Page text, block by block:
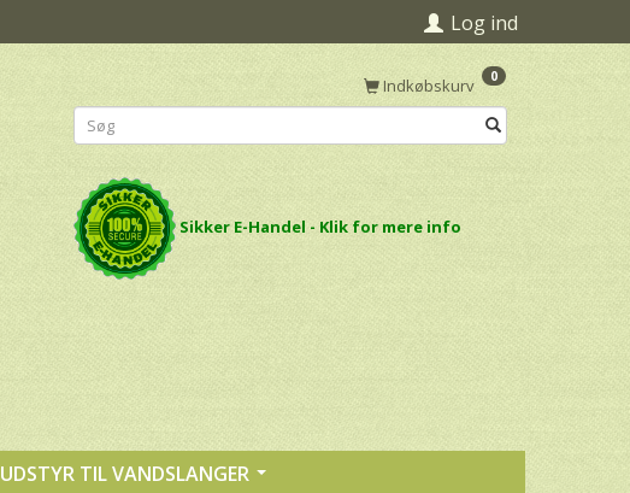
Log ind
Indkøbskurv 0
Sikker E-Handel - Klik for mere info
UDSTYR TIL VANDSLANGER